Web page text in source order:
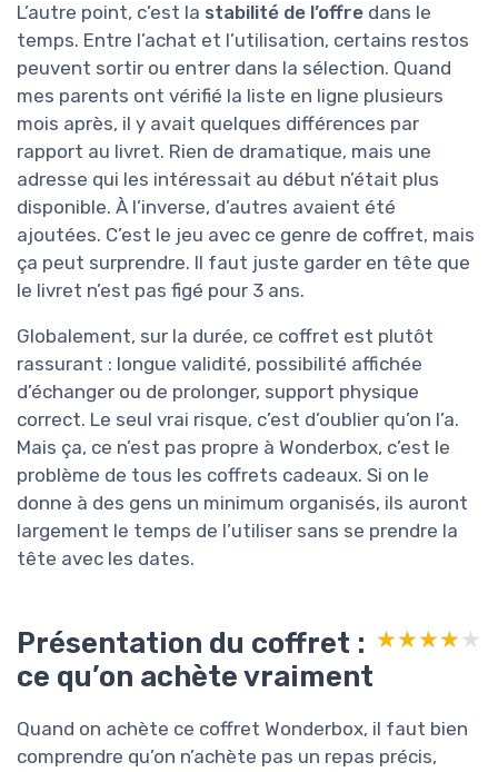
L’autre point, c’est la stabilité de l’offre dans le
temps. Entre l’achat et l’utilisation, certains restos
peuvent sortir ou entrer dans la sélection. Quand
mes parents ont vérifié la liste en ligne plusieurs
mois après, il y avait quelques différences par
rapport au livret. Rien de dramatique, mais une
adresse qui les intéressait au début n’était plus
disponible. À l’inverse, d’autres avaient été
ajoutées. C’est le jeu avec ce genre de coffret, mais
ça peut surprendre. Il faut juste garder en tête que
le livret n’est pas figé pour 3 ans.
Globalement, sur la durée, ce coffret est plutôt
rassurant : longue validité, possibilité affichée
d’échanger ou de prolonger, support physique
correct. Le seul vrai risque, c’est d’oublier qu’on l’a.
Mais ça, ce n’est pas propre à Wonderbox, c’est le
problème de tous les coffrets cadeaux. Si on le
donne à des gens un minimum organisés, ils auront
largement le temps de l’utiliser sans se prendre la
tête avec les dates.
Présentation du coffret :
ce qu’on achète vraiment
★★★★★
★★★★★
Quand on achète ce coffret Wonderbox, il faut bien
comprendre qu’on n’achète pas un repas précis,